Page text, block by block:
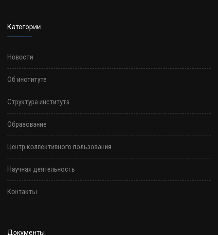
Категории
Новости
Об институте
Структура института
Образование
Центр коллективного пользования
Научная деятельность
Контакты
Документы